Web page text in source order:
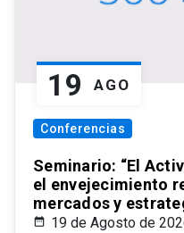
19 AGO
Conferencias
Seminario: “El
el envejecimiento
mercados y
19 de Agosto de